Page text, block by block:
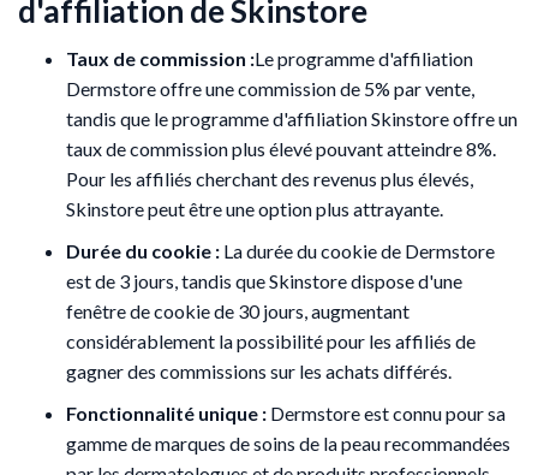
d'affiliation de Skinstore
Taux de commission :Le programme d'affiliation
Dermstore offre une commission de 5% par vente,
tandis que le programme d'affiliation Skinstore offre un
taux de commission plus élevé pouvant atteindre 8%.
Pour les affiliés cherchant des revenus plus élevés,
Skinstore peut être une option plus attrayante.
Durée du cookie : La durée du cookie de Dermstore
est de 3 jours, tandis que Skinstore dispose d'une
fenêtre de cookie de 30 jours, augmentant
considérablement la possibilité pour les affiliés de
gagner des commissions sur les achats différés.
Fonctionnalité unique : Dermstore est connu pour sa
gamme de marques de soins de la peau recommandées